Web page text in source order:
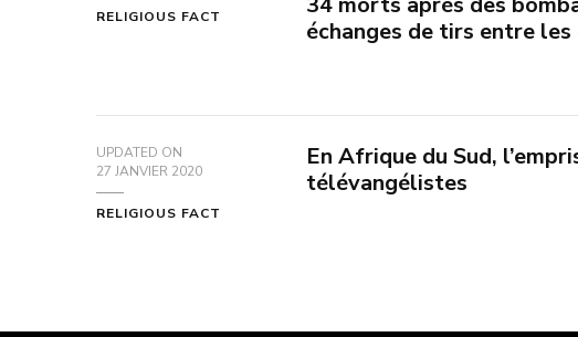
RELIGIOUS FACT
échanges de tirs entre les
UPDATED ON
27 JANVIER 2020
RELIGIOUS FACT
En Afrique du Sud,
télévangélistes